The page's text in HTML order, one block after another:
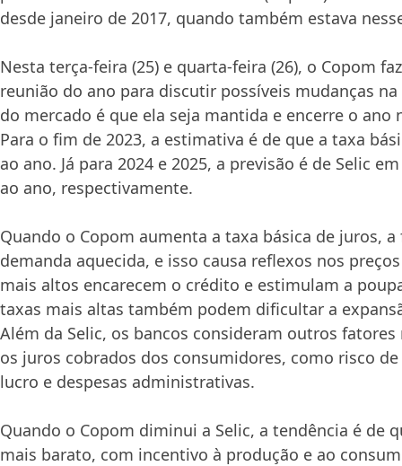
desde janeiro de 2017, quando também estava
Nesta terça-feira (25) e quarta-feira (26), o Copom
reunião do ano para discutir possíveis mudanças na
do mercado é que ela seja mantida e encerre o ano
Para o fim de 2023, a estimativa é de que a taxa
ao ano. Já para 2024 e 2025, a previsão é de Selic
ao ano, respectivamente.
Quando o Copom aumenta a taxa básica de juros,
demanda aquecida, e isso causa reflexos nos
mais altos encarecem o crédito e estimulam a
taxas mais altas também podem dificultar a
Além da Selic, os bancos consideram outros
os juros cobrados dos consumidores, como risco
lucro e despesas administrativas.
Quando o Copom diminui a Selic, a tendência é de
mais barato, com incentivo à produção e ao